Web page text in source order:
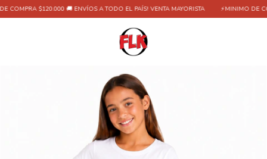
$120.000 🚚 ENVÍOS A TODO EL PAÍS! VENTA MAYORISTA ⚡MINIMO DE